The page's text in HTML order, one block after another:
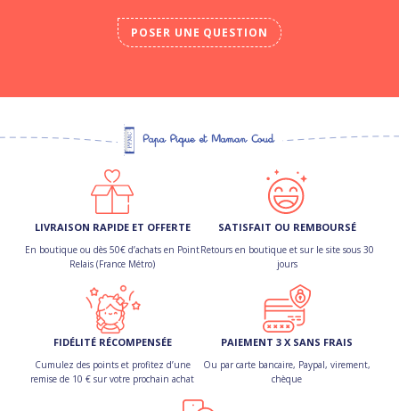
POSER UNE QUESTION
LIVRAISON RAPIDE ET OFFERTE
En boutique ou dès 50€ d’achats en Point
Relais (France Métro)
SATISFAIT OU REMBOURSÉ
Retours en boutique et sur le site sous 30
jours
FIDÉLITÉ RÉCOMPENSÉE
Cumulez des points et profitez d’une
remise de 10 € sur votre prochain achat
PAIEMENT 3 X SANS FRAIS
Ou par carte bancaire, Paypal, virement,
chèque